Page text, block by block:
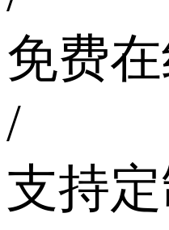
免费
/
支持